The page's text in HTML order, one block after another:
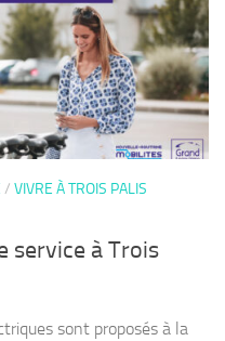
/ VIVRE À TROIS PALIS
service à Trois
sont proposés à la